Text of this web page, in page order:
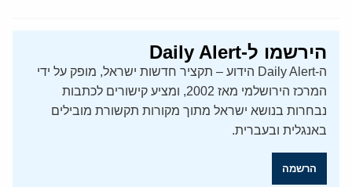
הירשמו ל-Daily Alert
ה-Daily Alert הידוע – תקציר חדשות ישראל, מופק על ידי
המרכז הירושלמי מאז 2002, ומציע קישורים לכתבות
נבחרות בנושא ישראל מתוך מקורות תקשורת מובילים
באנגלית ובעברית.
הרשמה